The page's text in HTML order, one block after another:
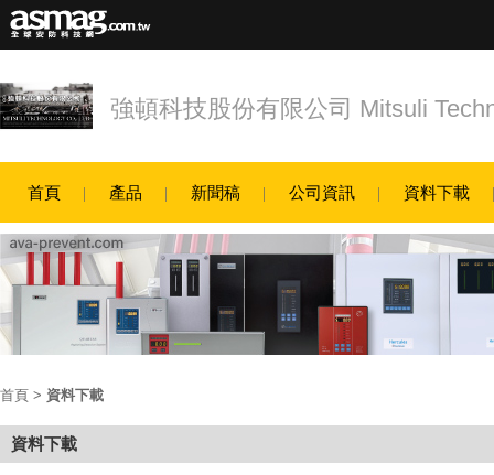
強頓科技股份有限公司 Mitsuli
首頁 產品 新聞稿 公司資訊 資料下載
首頁 > 資料下載
資料下載